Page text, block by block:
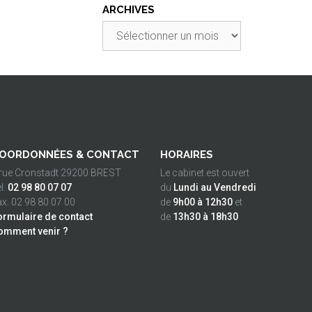
ARCHIVES
& CONTACT
Cronstadt 29200 BREST
02 98 80 07 07
02 98 80 07 00
de contact
venir ?
HORAIRES
Le cabinet est ouvert
du Lundi au Vendredi
de 9h00 à 12h30et
de 13h30 à 18h30